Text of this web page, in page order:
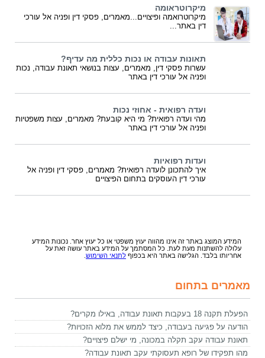
מיקרוטראומה
מיקרוטרואמה ופיצויים...מאמרים, פסקי דין ופניה אל עורכי
דין באתר...
תאונות עבודה או נכות כללית מה עדיף?
עשרות פסקי דין, מאמרים, עצות בנושאי תאונת עבודה, נכות
ופניה אל עורכי דין באתר
ועדה רפואית - אחוזי נכות
מהי ועדה רפואית? מי היא קובעת? מאמרים, עצות משפטיות
ופניה אל עורכי דין באתר
ועדות רפואיות
איך להתכונן לועדה רפואית? מאמרים, פסקי דין ופניה אל
עורכי דין העוסקים בתחום הפיצויים
המידע המוצג באתר זה אינו מהווה יעוץ משפטי או כל יעוץ אחר. נכונות המידע
עלולה להשתנות מעת לעת. כל המסתמך על המידע באתר עושה זאת על
אחריותו בלבד. הגלישה באתר היא בכפוף לתנאי השימוש
מאמרים בתחום
הפעלת תקנה 18 בעקבות תאונת עבודה, באילו מקרים?
הודעה על פגיעה בעבודה, כיצד לממש את מלוא הזכויות?
תאונת עבודה עקב תקלה במכונה, מי ישלם פיצויים?
מהו תפקידו של רופא תעסוקתי עקב תאונת עבודה?